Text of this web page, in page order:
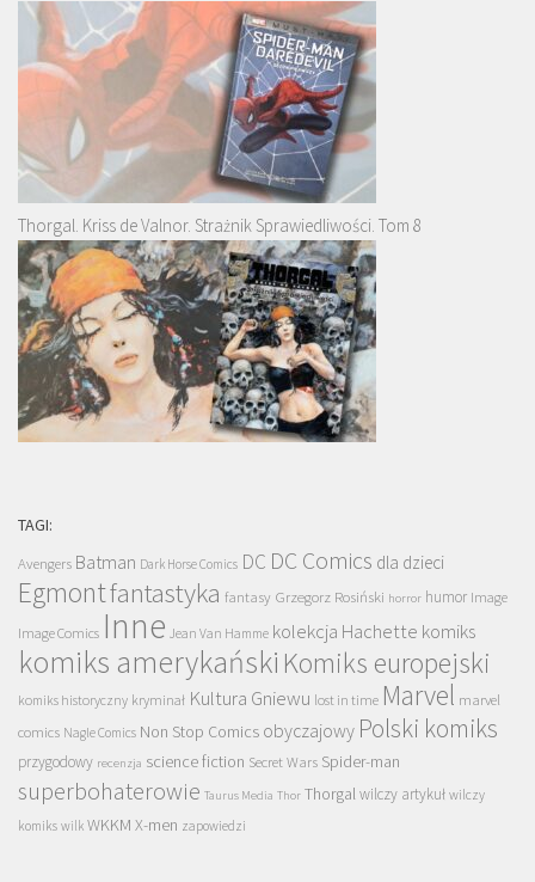
Thorgal. Kriss de Valnor. Strażnik Sprawiedliwości. Tom 8
TAGI:
Avengers Batman Dark Horse Comics DC DC Comics dla dzieci
Egmontfantastyka fantasy Grzegorz Rosiński horror humor Image
Image Comics Inne Jean Van Hamme kolekcja Hachette komiks
komiks amerykański Komiks europejski
komiks historyczny kryminał Kultura Gniewu lost in time Marvel marvel
comics Nagle Comics Non Stop Comics obyczajowy Polski komiks
przygodowy recenzja science fiction Secret Wars Spider-man
superbohaterowie Taurus Media Thor Thorgalwilczy artykuł wilczy
komiks wilk WKKM X-men zapowiedzi